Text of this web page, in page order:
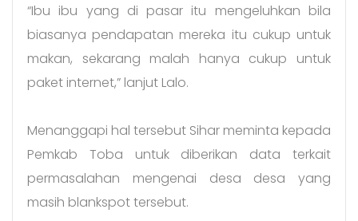
“Ibu ibu yang di pasar itu mengeluhkan bila
biasanya pendapatan mereka itu cukup untuk
makan, sekarang malah hanya cukup untuk
paket internet,” lanjut Lalo.
Menanggapi hal tersebut Sihar meminta kepada
Pemkab Toba untuk diberikan data terkait
permasalahan mengenai desa desa yang
masih blankspot tersebut.